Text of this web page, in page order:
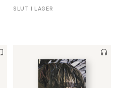
SLUT I LAGER